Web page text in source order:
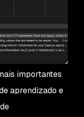
importantes
aprendizado e